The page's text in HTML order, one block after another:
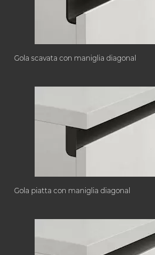
Gola scavata con maniglia diagonal
Gola piatta con maniglia diagonal